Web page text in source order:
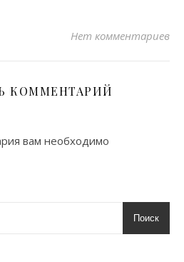
Нет комментариев
КОММЕНТАРИЙ
вам необходимо
Поиск